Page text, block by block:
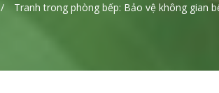
Tranh trong phòng bếp: Bảo vệ không gian